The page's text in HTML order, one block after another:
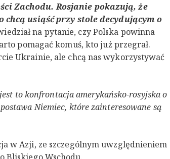
Zachodu. Rosjanie pokazują, że
chcą usiąść przy stole decydującym o
na pytanie, czy Polska powinna
pomagać komuś, kto już przegrał.
Ukrainie, ale chcą nas wykorzystywać
to konfrontacja amerykańsko-rosyjska o
Niemiec, które zainteresowane są
w Azji, ze szczególnym uwzględnieniem